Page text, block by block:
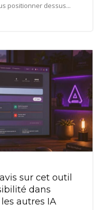
positionner dessus...
sur cet outil
dans
autres IA